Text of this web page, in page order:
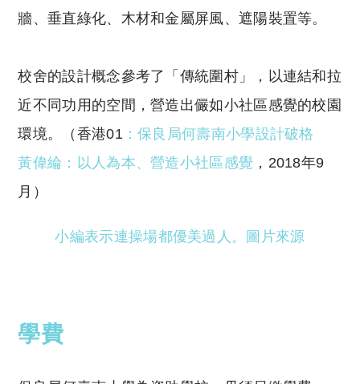
牆、垂直綠化、木材和金屬屏風、遮陽裝置等。
校舍的設計概念參考了「傳統圍村」，以連結和拉
近不同功用的空間，營造出儼如小社區感覺的校園
環境。（香港01：保良局何壽南小學設計破格
黃偉綸：以人為本、營造小社區感覺 ，2018年9
月）
小編表示連操場都優美過人。圖片來源
學費